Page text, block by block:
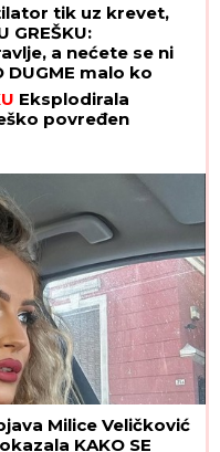
tik uz krevet,
GREŠKU:
a nećete se ni
DUGME malo ko
razliku
Eksplodirala
povređen
Milice Veličković
KAKO SE